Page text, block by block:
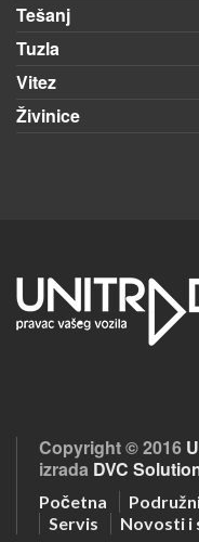
Tešanj
Tuzla
Vitez
Živinice
Copyright © 2016
izrada DVC
Početna
Servis
Novosti i